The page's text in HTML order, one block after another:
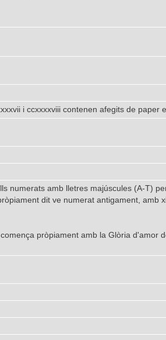
i ccxxxxviii contenen afegits de paper
numerats amb lletres majúscules (A-T)
dit ve numerat antigament, amb
pròpiament amb la Glòria d'amor